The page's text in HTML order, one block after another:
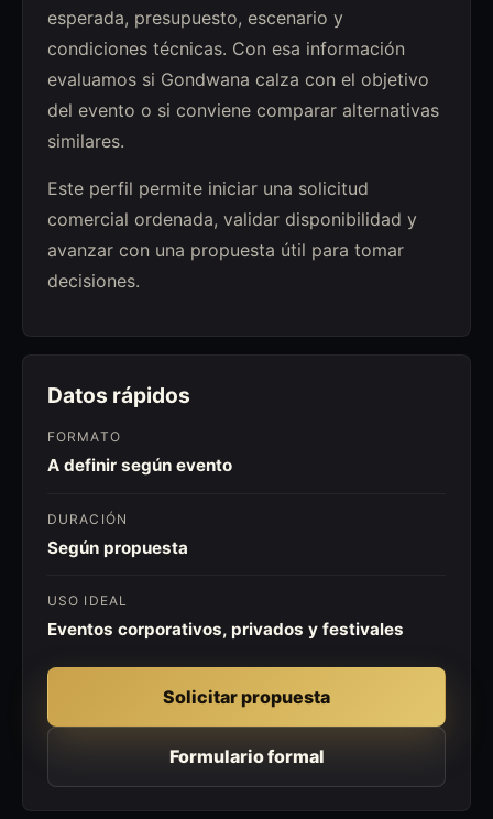
esperada, presupuesto, escenario y
condiciones técnicas. Con esa información
evaluamos si Gondwana calza con el objetivo
del evento o si conviene comparar alternativas
similares.
Este perfil permite iniciar una solicitud
comercial ordenada, validar disponibilidad y
avanzar con una propuesta útil para tomar
decisiones.
Datos rápidos
FORMATO
A definir según evento
DURACIÓN
Según propuesta
USO IDEAL
Eventos corporativos, privados y festivales
Solicitar propuesta
Formulario formal